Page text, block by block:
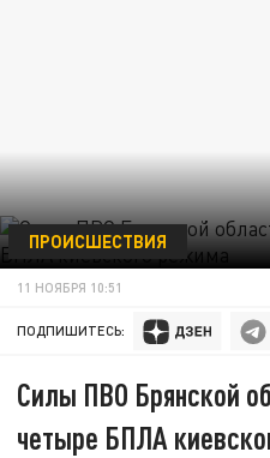
ПРОИСШЕСТВИЯ
11 НОЯБРЯ 10:51
ПОДПИШИТЕСЬ:
Силы ПВО Брянской
четыре БПЛА